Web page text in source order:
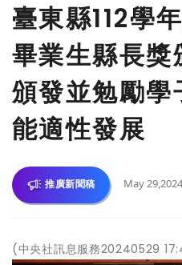
臺東縣112學
畢業生縣長
頒發並勉勵
能適性發展
推廣新聞稿 May 29,2024
(中央社訊息服務20240529